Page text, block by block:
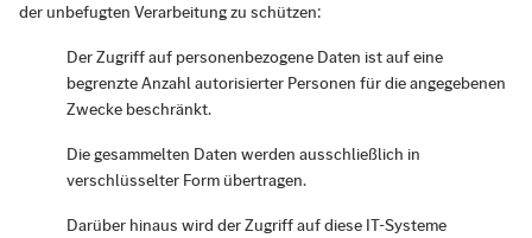
der unbefugten Verarbeitung zu schützen:
Der Zugriff auf personenbezogene Daten ist auf eine
begrenzte Anzahl autorisierter Personen für die angegebenen
Zwecke beschränkt.
Die gesammelten Daten werden ausschließlich in
verschlüsselter Form übertragen.
Darüber hinaus wird der Zugriff auf diese IT-Systeme